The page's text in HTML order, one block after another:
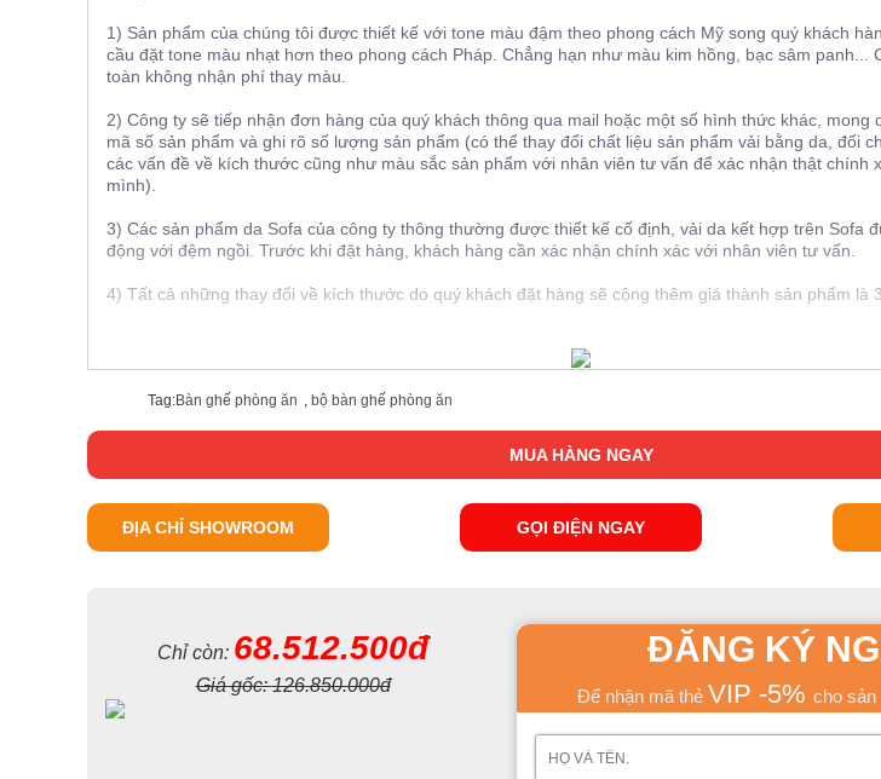
1) Sản phẩm của chúng tôi được thiết kế với tone màu đậm theo phong cách Mỹ song quý khách
cầu đặt tone màu nhạt hơn theo phong cách Pháp. Chẳng hạn như màu kim hồng, bạc sâm panh...
toàn không nhận phí thay màu.
2) Công ty sẽ tiếp nhận đơn hàng của quý khách thông qua mail hoặc một số hình thức khác, mong
mã số sản phẩm và ghi rõ số lượng sản phẩm (có thể thay đổi chất liệu sản phẩm vải bằng da, đối
các vấn đề về kích thước cũng như màu sắc sản phẩm với nhân viên tư vấn để xác nhận thật chính
mình).
3) Các sản phẩm da Sofa của công ty thông thường được thiết kế cố định, vải da kết hợp trên Sofa
động với đệm ngồi. Trước khi đặt hàng, khách hàng cần xác nhận chính xác với nhân viên tư vấn.
4) Tất cả những thay đổi về kích thước do quý khách đặt hàng sẽ cộng thêm giá thành sản phẩm là
Tag:Bàn ghế phòng ăn , bộ bàn ghế phòng ăn
MUA HÀNG NGAY
ĐỊA CHỈ SHOWROOM GỌI ĐIỆN NGAY
Chỉ còn: 68.512.500đ
Giá gốc:126.850.000đ
ĐĂNG KÝ
Để nhận mã thẻ VIP -5% cho sản